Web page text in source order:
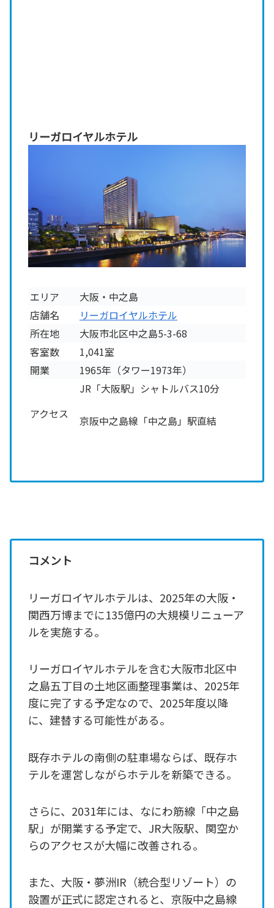
リーガロイヤルホテル
エリア
大阪・中之島
店舗名
リーガロイヤルホテル
所在地
大阪市北区中之島5-3-68
客室数
1,041室
開業
1965年（タワー1973年）
アクセス
JR「大阪駅」シャトルバス10分
京阪中之島線「中之島」駅直結
コメント
リーガロイヤルホテルは、2025年の大阪・
関西万博までに135億円の大規模リニューア
ルを実施する。
リーガロイヤルホテルを含む大阪市北区中
之島五丁目の土地区画整理事業は、2025年
度に完了する予定なので、2025年度以降
に、建替する可能性がある。
既存ホテルの南側の駐車場ならば、既存ホ
テルを運営しながらホテルを新築できる。
さらに、2031年には、なにわ筋線「中之島
駅」が開業する予定で、JR大阪駅、関空か
らのアクセスが大幅に改善される。
また、大阪・夢洲IR（統合型リゾート）の
設置が正式に認定されると、京阪中之島線